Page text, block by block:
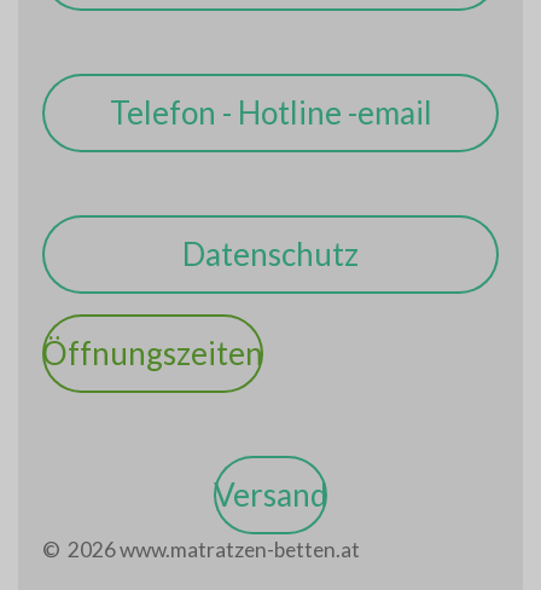
Telefon - Hotline -email
Datenschutz
Öffnungszeiten
Versand
© 2026 www.matratzen-betten.at